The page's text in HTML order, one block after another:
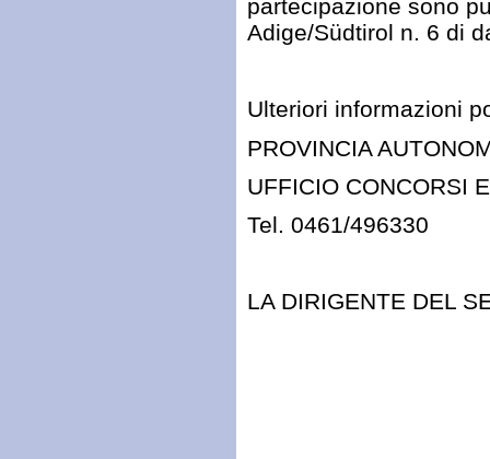
partecipazione sono
Adige/Südtirol n. 6 di
Ulteriori informazioni
PROVINCIA
UFFICIO CONCORSI
Tel. 0461/496330
LA DIRIGENTE DEL